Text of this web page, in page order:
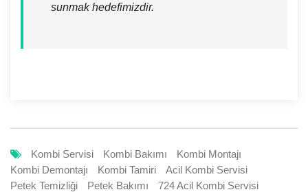
sunmak hedefimizdir.
Kombi Servisi Kombi Bakımı
Kombi Montajı
Kombi Demontajı
Kombi Tamiri
Acil Kombi Servisi
Petek Temizliği
Petek Bakımı 724 Acil Kombi Servisi